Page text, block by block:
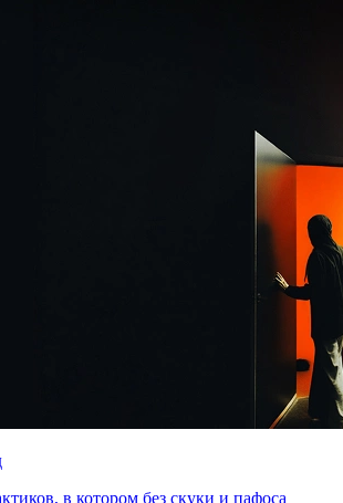
в котором без скуки и пафоса